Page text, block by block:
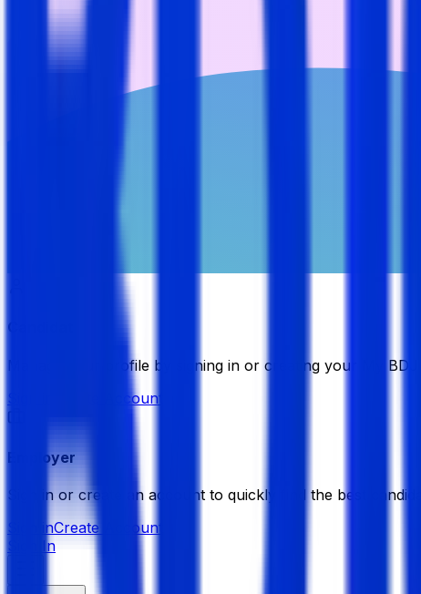
Candidate
Manage your profile by signing in or creating your My
Create Account
Employer
Sign in or create an account to quickly find the best
Sign inCreate Account
Sign In